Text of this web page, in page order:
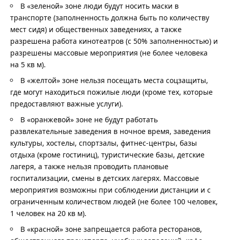
В «зеленой» зоне люди будут носить маски в
транспорте (заполненность должна быть по количеству
мест сидя) и общественных заведениях, а также
разрешена работа кинотеатров (с 50% заполненностью) и
разрешены массовые мероприятия (не более человека
на 5 кв м).
В «желтой» зоне нельзя посещать места соцзащиты,
где могут находиться пожилые люди (кроме тех, которые
предоставляют важные услуги).
В «оранжевой» зоне не будут работать
развлекательные заведения в ночное время, заведения
культуры, хостелы, спортзалы, фитнес-центры, базы
отдыха (кроме гостиниц), туристические базы, детские
лагеря, а также нельзя проводить плановые
госпитализации, смены в детских лагерях. Массовые
мероприятия возможны при соблюдении дистанции и с
ограниченным количеством людей (не более 100 человек,
1 человек на 20 кв м).
В «красной» зоне запрещается работа ресторанов,